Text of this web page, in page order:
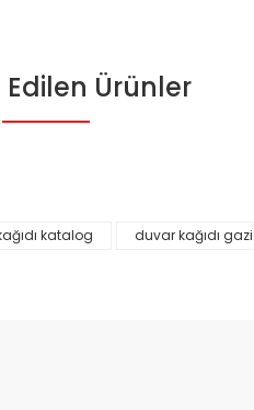
ilk yorumu siz yapın!
öneri formunu kullanarak
Edilen Ürünler
katalog duvar kağıdı